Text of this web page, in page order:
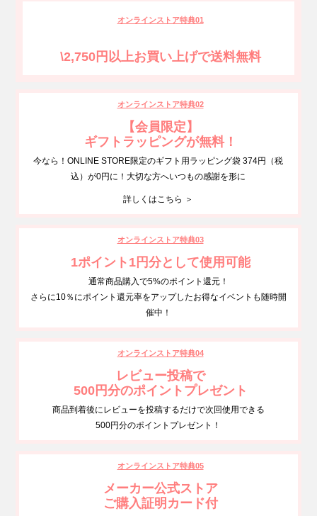
オンラインストア特典01
\2,750円以上お買い上げで送料無料
オンラインストア特典02
【会員限定】
ギフトラッピングが無料！
今なら！ONLINE STORE限定のギフト用ラッピング袋 374円（税
込）が0円に！大切な方へいつもの感謝を形に
詳しくはこちら ＞
オンラインストア特典03
1ポイント1円分として使用可能
通常商品購入で5%のポイント還元！
さらに10％にポイント還元率をアップしたお得なイベントも随時開
催中！
オンラインストア特典04
レビュー投稿で
500円分のポイントプレゼント
商品到着後にレビューを投稿するだけで次回使用できる
500円分のポイントプレゼント！
オンラインストア特典05
メーカー公式ストア
ご購入証明カード付